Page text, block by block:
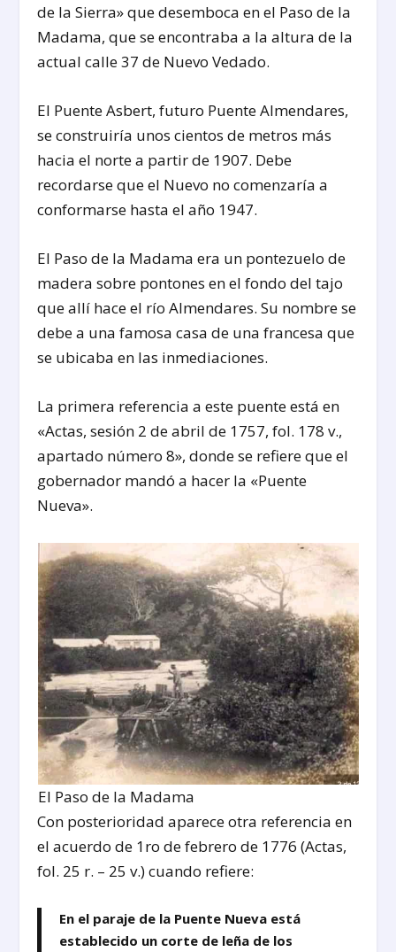
de la Sierra» que desemboca en el Paso de la
Madama, que se encontraba a la altura de la
actual calle 37 de Nuevo Vedado.
El Puente Asbert, futuro Puente Almendares,
se construiría unos cientos de metros más
hacia el norte a partir de 1907. Debe
recordarse que el Nuevo no comenzaría a
conformarse hasta el año 1947.
El Paso de la Madama era un pontezuelo de
madera sobre pontones en el fondo del tajo
que allí hace el río Almendares. Su nombre se
debe a una famosa casa de una francesa que
se ubicaba en las inmediaciones.
La primera referencia a este puente está en
«Actas, sesión 2 de abril de 1757, fol. 178 v.,
apartado número 8», donde se refiere que el
gobernador mandó a hacer la «Puente
Nueva».
El Paso de la Madama
Con posterioridad aparece otra referencia en
el acuerdo de 1ro de febrero de 1776 (Actas,
fol. 25 r. – 25 v.) cuando refiere:
En el paraje de la Puente Nueva está
establecido un corte de leña de los